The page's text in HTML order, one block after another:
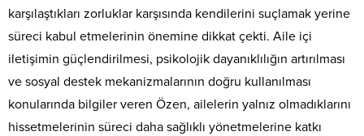
karşılaştıkları zorluklar karşısında kendilerini suçlamak yerine
süreci kabul etmelerinin önemine dikkat çekti. Aile içi
iletişimin güçlendirilmesi, psikolojik dayanıklılığın artırılması
ve sosyal destek mekanizmalarının doğru kullanılması
konularında bilgiler veren Özen, ailelerin yalnız olmadıklarını
hissetmelerinin süreci daha sağlıklı yönetmelerine katkı